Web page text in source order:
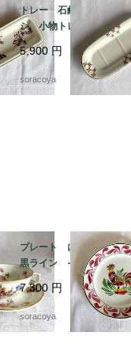
トレー 石鹸 歯ブラ
シ 小物トレー オン
ナング窯 19twm8-2
5,900 円
soracoya
プレート にわとり
黒ライン イエローポ
イント 飾り皿 雄
鶏 リュネビル 19twm
22
7,300 円
soracoya